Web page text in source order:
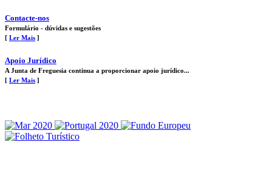
Contacte-nos
Formulário - dúvidas e sugestões
[ Ler Mais ]
Apoio Jurídico
A Junta de Freguesia continua a proporcionar apoio jurídico...
[ Ler Mais ]